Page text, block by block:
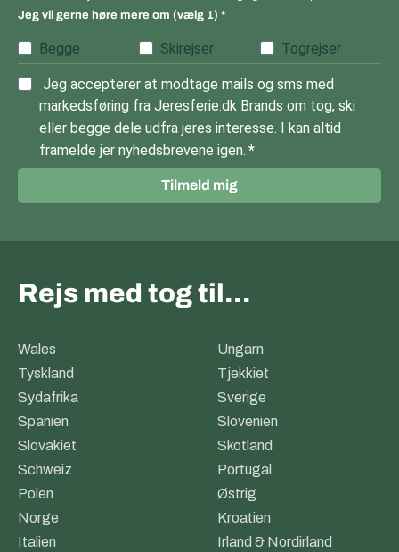
Jeg vil gerne høre mere om (vælg 1)
Begge Skirejser Togrejser
Jeg accepterer at modtage mails og sms med
markedsføring fra Jeresferie.dk Brands om tog, ski
eller begge dele udfra jeres interesse. I kan altid
framelde jer nyhedsbrevene igen.
Tilmeld mig
Rejs med tog til…
Wales
Ungarn
Tyskland
Tjekkiet
Sydafrika
Sverige
Spanien
Slovenien
Slovakiet
Skotland
Schweiz
Portugal
Polen
Østrig
Norge
Kroatien
Italien
Irland & Nordirland